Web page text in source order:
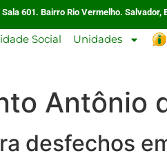
601. Bairro Rio Vermelho. Salvador,
Social Unidades
Antônio
desfechos